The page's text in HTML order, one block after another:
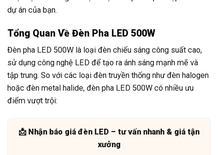
dự án của bạn.
Tổng Quan Về Đèn Pha LED 500W
Đèn pha LED 500W là loại đèn chiếu sáng công suất cao,
sử dụng công nghệ LED để tạo ra ánh sáng mạnh mẽ và
tập trung. So với các loại đèn truyền thống như đèn halogen
hoặc đèn metal halide, đèn pha LED 500W có nhiều ưu
điểm vượt trội:
📩 Nhận báo giá đèn LED – tư vấn nhanh & giá tận
xưởng